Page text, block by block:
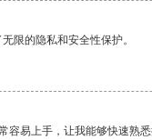
限的隐私和安全性保护。
易上手，让我能够快速熟